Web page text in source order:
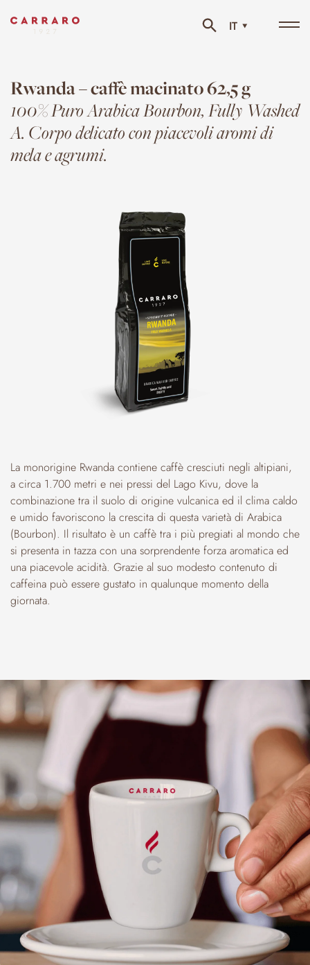
IT
Rwanda – caffè macinato 62,5 g
100% Puro Arabica Bourbon, Fully Washed
A. Corpo delicato con piacevoli aromi di
mela e agrumi.
La monorigine Rwanda contiene caffè cresciuti negli altipiani,
a circa 1.700 metri e nei pressi del Lago Kivu, dove la
combinazione tra il suolo di origine vulcanica ed il clima caldo
e umido favoriscono la crescita di questa varietà di Arabica
(Bourbon). Il risultato è un caffè tra i più pregiati al mondo che
si presenta in tazza con una sorprendente forza aromatica ed
una piacevole acidità. Grazie al suo modesto contenuto di
caffeina può essere gustato in qualunque momento della
giornata.